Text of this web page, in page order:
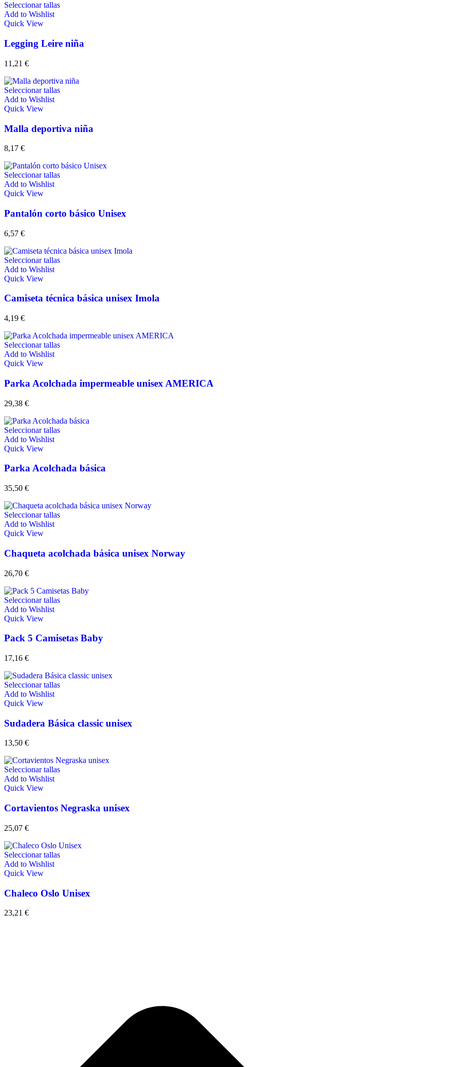
Seleccionar tallas
Add to Wishlist
Quick View
Legging Leire niña
11,21 €
Seleccionar tallas
Add to Wishlist
Quick View
Malla deportiva niña
8,17 €
Seleccionar tallas
Add to Wishlist
Quick View
Pantalón corto básico Unisex
6,57 €
Seleccionar tallas
Add to Wishlist
Quick View
Camiseta técnica básica unisex Imola
4,19 €
Seleccionar tallas
Add to Wishlist
Quick View
Parka Acolchada impermeable unisex AMERICA
29,38 €
Seleccionar tallas
Add to Wishlist
Quick View
Parka Acolchada básica
35,50 €
Seleccionar tallas
Add to Wishlist
Quick View
Chaqueta acolchada básica unisex Norway
26,70 €
Seleccionar tallas
Add to Wishlist
Quick View
Pack 5 Camisetas Baby
17,16 €
Seleccionar tallas
Add to Wishlist
Quick View
Sudadera Básica classic unisex
13,50 €
Seleccionar tallas
Add to Wishlist
Quick View
Cortavientos Negraska unisex
25,07 €
Seleccionar tallas
Add to Wishlist
Quick View
Chaleco Oslo Unisex
23,21 €